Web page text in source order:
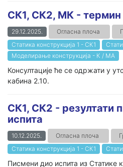
СК1, СК2, МК - термин
29.12.2025. Огласна плоча
Статика конструкција 1 - СК1
Моделирање конструкција - К / МА
Консултације ће се одржати у
кабина 2.10.
СК1, СК2 - резултати
испита
10.12.2025. Огласна плоча
Статика конструкција 1 - СК1
Писмени дио испита из Статике